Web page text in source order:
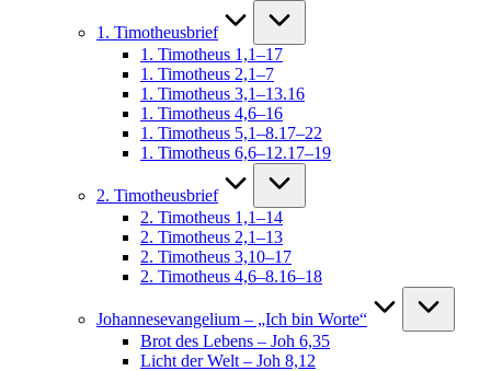
1. Timotheusbrief
1. Timotheus 1,1–17
1. Timotheus 2,1–7
1. Timotheus 3,1–13.16
1. Timotheus 4,6–16
1. Timotheus 5,1–8.17–22
1. Timotheus 6,6–12.17–19
2. Timotheusbrief
2. Timotheus 1,1–14
2. Timotheus 2,1–13
2. Timotheus 3,10–17
2. Timotheus 4,6–8.16–18
Johannesevangelium – „Ich bin Worte“
Brot des Lebens – Joh 6,35
Licht der Welt – Joh 8,12